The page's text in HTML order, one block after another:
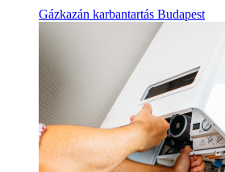
Gázkazán karbantartás Budapest